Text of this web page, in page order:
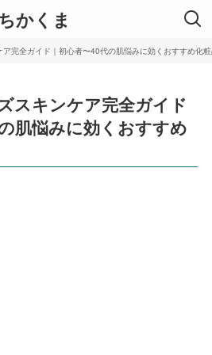
ちかくま
ア完全ガイド｜初心者〜40代の肌悩みに効くおすすめ化
スキンケア完全ガイド
肌悩みに効くおすすめ